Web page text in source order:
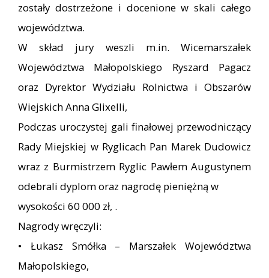
zostały dostrzeżone i docenione w skali całego
województwa.
W skład jury weszli m.in. Wicemarszałek
Województwa Małopolskiego Ryszard Pagacz
oraz Dyrektor Wydziału Rolnictwa i Obszarów
Wiejskich Anna Glixelli,
Podczas uroczystej gali finałowej przewodniczący
Rady Miejskiej w Ryglicach Pan Marek Dudowicz
wraz z Burmistrzem Ryglic Pawłem Augustynem
odebrali dyplom oraz nagrodę pieniężną w
wysokości 60 000 zł, .
Nagrody wręczyli:
• Łukasz Smółka – Marszałek Województwa
Małopolskiego,